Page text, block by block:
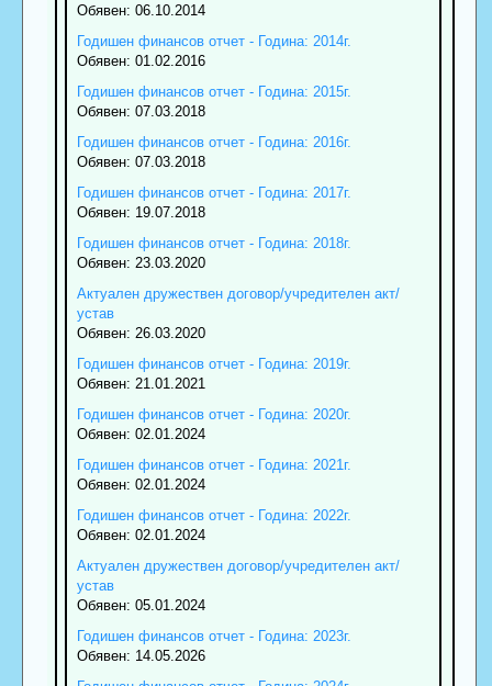
Обявен: 06.10.2014
Годишен финансов отчет - Година: 2014г.
Обявен: 01.02.2016
Годишен финансов отчет - Година: 2015г.
Обявен: 07.03.2018
Годишен финансов отчет - Година: 2016г.
Обявен: 07.03.2018
Годишен финансов отчет - Година: 2017г.
Обявен: 19.07.2018
Годишен финансов отчет - Година: 2018г.
Обявен: 23.03.2020
Актуален дружествен договор/учредителен акт/
устав
Обявен: 26.03.2020
Годишен финансов отчет - Година: 2019г.
Обявен: 21.01.2021
Годишен финансов отчет - Година: 2020г.
Обявен: 02.01.2024
Годишен финансов отчет - Година: 2021г.
Обявен: 02.01.2024
Годишен финансов отчет - Година: 2022г.
Обявен: 02.01.2024
Актуален дружествен договор/учредителен акт/
устав
Обявен: 05.01.2024
Годишен финансов отчет - Година: 2023г.
Обявен: 14.05.2026